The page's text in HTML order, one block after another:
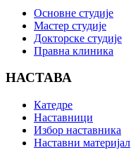
Основне студије
Мастер студије
Докторске студије
Правна клиника
НАСТАВА
Катедре
Наставници
Избор наставника
Наставни материјал